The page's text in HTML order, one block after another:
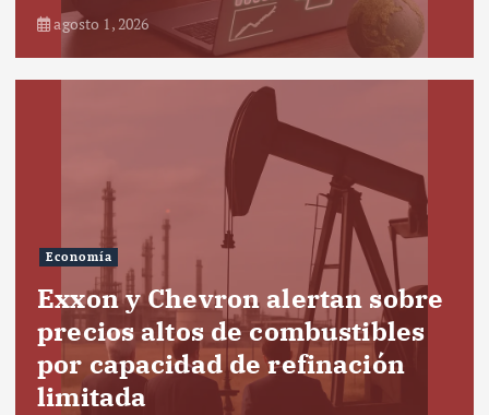
agosto 1, 2026
Economía
Exxon y Chevron alertan sobre
precios altos de combustibles
por capacidad de refinación
limitada